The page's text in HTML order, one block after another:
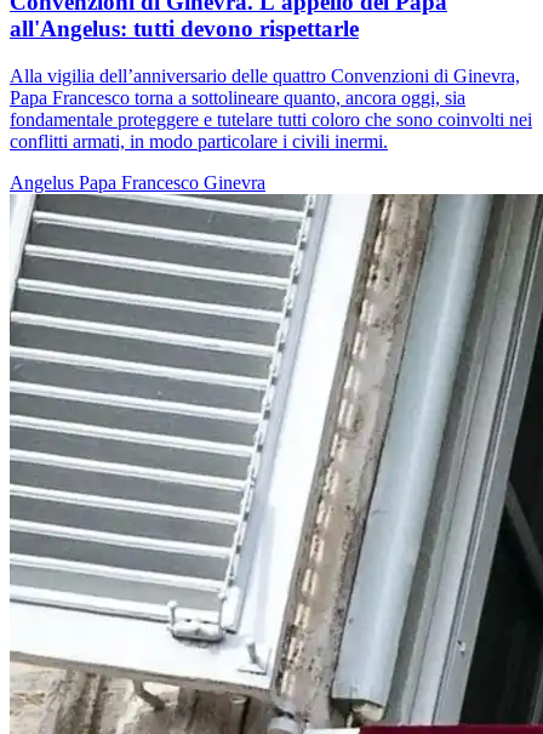
all'Angelus: tutti devono rispettarle
Alla vigilia dell’anniversario delle quattro Convenzioni di Ginevra,
Papa Francesco torna a sottolineare quanto, ancora oggi, sia
fondamentale proteggere e tutelare tutti coloro che sono coinvolti nei
conflitti armati, in modo particolare i civili inermi.
Angelus Papa Francesco Ginevra